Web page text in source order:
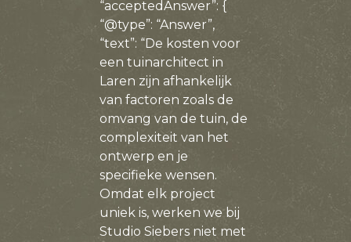
“acceptedAnswer”: {
“@type”: “Answer”,
“text”: “De kosten voor
een tuinarchitect in
Laren zijn afhankelijk
van factoren zoals de
omvang van de tuin, de
complexiteit van het
ontwerp en je
specifieke wensen.
Omdat elk project
uniek is, werken we bij
Studio Siebers niet met